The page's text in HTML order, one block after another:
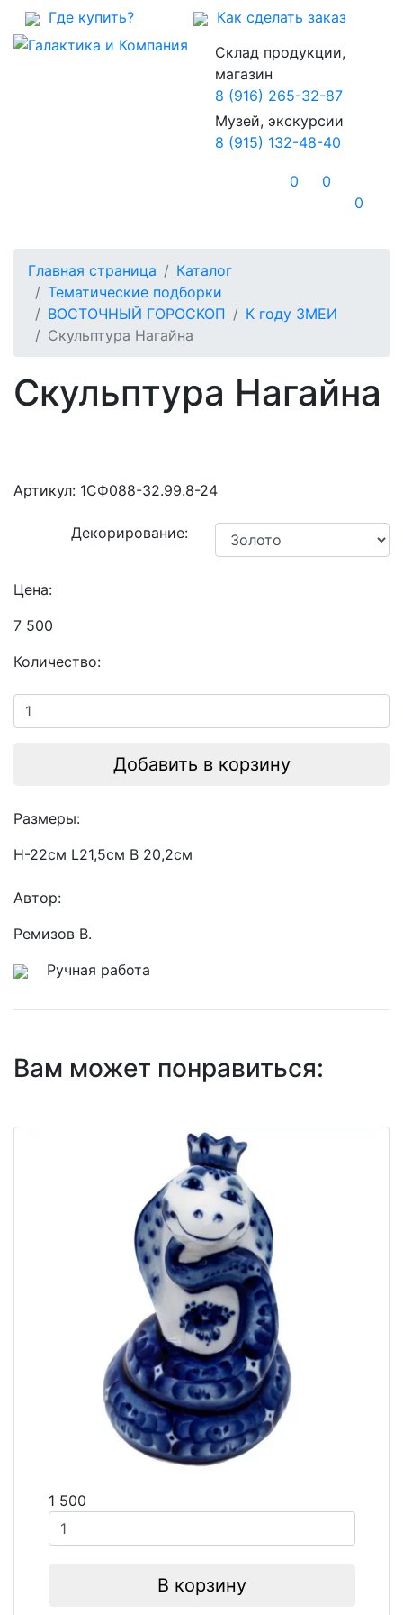
Где купить?
Как сделать заказ
Склад продукции,
магазин
8 (916) 265-32-87
Музей, экскурсии
8 (915) 132-48-40
0
0
0
Главная страница
Каталог
Тематические подборки
ВОСТОЧНЫЙ ГОРОСКОП
К году ЗМЕИ
Скульптура Нагайна
Скульптура Нагайна
Артикул: 1СФ088-32.99.8-24
Декорирование:
Цена:
7 500
Количество:
Добавить в корзину
Размеры:
Н-22см L21,5см В 20,2см
Автор:
Ремизов В.
Ручная работа
Вам может понравиться:
1 500
В корзину